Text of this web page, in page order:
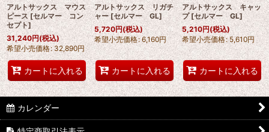
アルトサックス マウス
ピース [セルマー コン
セプト]
31,240円(税込)
希望小売価格: 32,890円
カートに入れる
アルトサックス リガチ
ャー [セルマー GL]
5,720円(税込)
希望小売価格: 6,160円
カートに入れる
アルトサックス キャッ
プ [セルマー GL]
5,210円(税込)
希望小売価格: 5,610円
カートに入れる
カレンダー